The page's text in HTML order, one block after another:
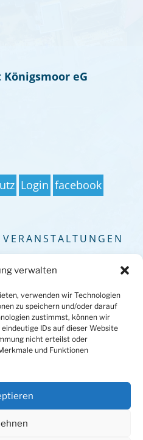
verwalten
verwenden wir Technologien
zu speichern und/oder darauf
zustimmst, können wir
IDs auf dieser Website
nicht erteilst oder
und Funktionen
eG
Login facebook
VERANSTALTUNGEN